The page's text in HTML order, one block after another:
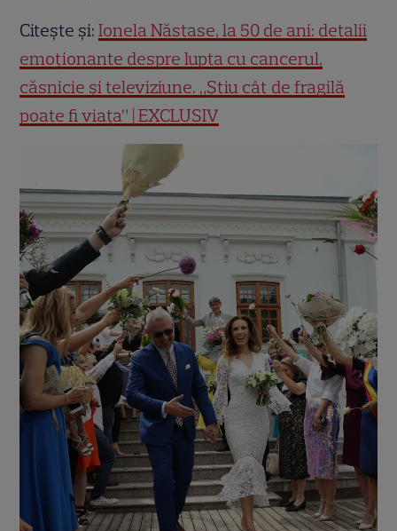
Citește și:Ionela Năstase, la 50 de ani: detalii
emoționante despre lupta cu cancerul,
căsnicie și televiziune. „Știu cât de fragilă
poate fi viața” | EXCLUSIV